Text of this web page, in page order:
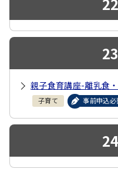
23
親子食育講座-離乳食
子育て 事前申込必
24